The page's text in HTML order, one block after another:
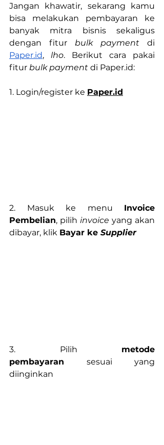
Jangan khawatir, sekarang kamu
bisa melakukan pembayaran ke
banyak mitra bisnis sekaligus
dengan fitur bulk payment
Paper.id, lho. Berikut cara pakai
fitur bulk payment di Paper.id:
1. Login/register ke Paper.id
2. Masuk ke menu Invoice
Pembelian, pilih invoice yang akan
dibayar, klik Bayar ke Supplier
3. Pilih metode
pembayaran sesuai yang
diinginkan